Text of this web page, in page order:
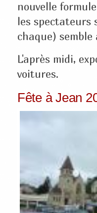
nouvelle
les spectateurs
chaque) semble
L'après midi,
voitures.
Fête à Jean